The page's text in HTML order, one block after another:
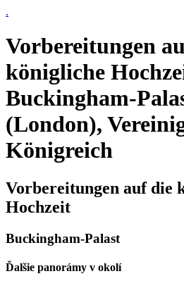
.
Vorbereitungen
königliche
Buckingham-
(London),
Königreich
Vorbereitungen auf die
Hochzeit
Buckingham-Palast
Ďalšie panorámy v okolí